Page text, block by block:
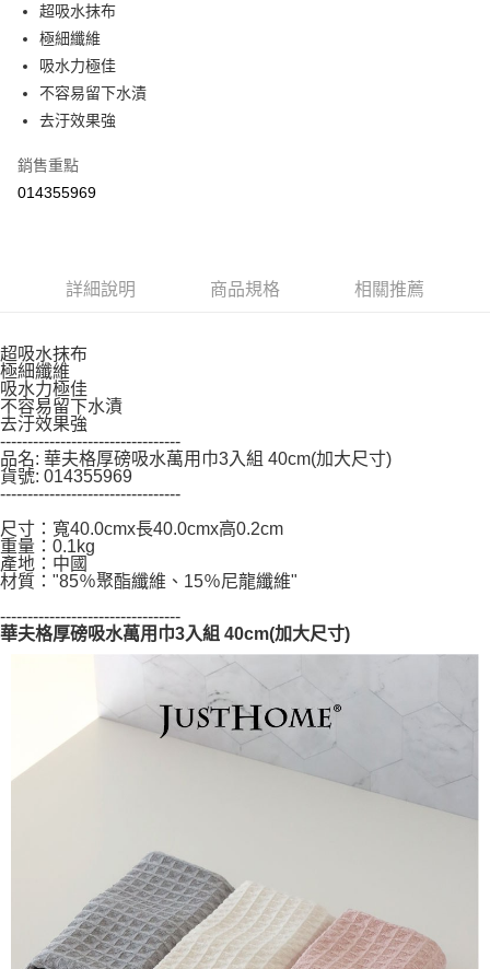
１．於結帳方式選擇「AFTEE先享後付」後，將跳轉至「AFTEE先享後付」
結帳頁面，進行簡訊認證並確認金額後，即可完成結帳。
２．訂單成立數日內，您將收到繳費通知簡訊。
ATM／網路銀行／等多元方式進行付款，方視為交易完成。
※ 請注意：結帳手續完成當下不需立刻繳費，但若您需要取消訂單，請聯絡
後付繳納相關費用。
※ 交易是否成功請以「AFTEE先享後付 」之結帳頁面顯示為準，若有關於
是否繳費成功／繳費後需取消欲退款等相關疑問，請聯繫「AFTEE先享後付
易，需依本服務之必要範圍內提供個人資料，並將交易相關給付款項請求債
https://aftee.tw/terms/#terms3
３．未成年的使用者請事先徵得法定代理人或監護人之同意方可使用
「AFTEE先享後付」，若未經同意申辦者引起之損失，本公司不負相關責
任。
４．使用「AFTEE先享後付」時，將依據個別帳號之用戶狀況，依本公司即
時審查核予不同之上限額度；若仍有額度不足之情形，本公司將視審查結果
請求用戶進行身份認證。
５．嚴禁一人註冊多個帳號或使用他人資訊註冊。若發現惡意使用之情形，
超吸水抹布
極細纖維
吸水力極佳
不容易留下水漬
去汙效果強
銷售重點
014355969
詳細說明 商品規格 相關推薦
超吸水抹布
極細纖維
吸水力極佳
不容易留下水漬
去汙效果強
---------------------------------
品名: 華夫格厚磅吸水萬用巾3入組 40cm(加大尺寸)
貨號: 014355969
---------------------------------
尺寸：寬40.0cmx長40.0cmx高0.2cm
重量：0.1kg
產地：中國
材質："85％聚酯纖維、15％尼龍纖維"
---------------------------------
華夫格厚磅吸水萬用巾3入組 40cm(加大尺寸)